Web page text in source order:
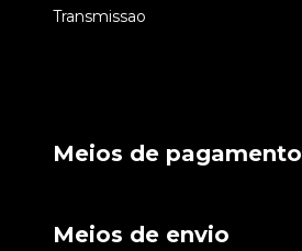
Transmissao
Meios de pagamento
Meios de envio